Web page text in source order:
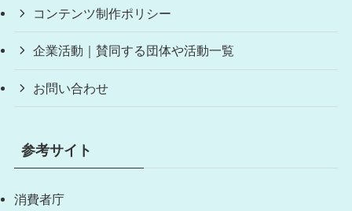
コンテンツ制作ポリシー
企業活動｜賛同する団体や活動一覧
お問い合わせ
参考サイト
消費者庁